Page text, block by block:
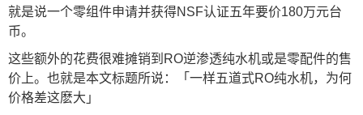
就是说一个零组件申请并获得NSF认证五年要价180万元台
币。
这些额外的花费很难摊销到RO逆渗透纯水机或是零配件的售
价上。也就是本文标题所说：「一样五道式RO纯水机，为何
价格差这麽大」